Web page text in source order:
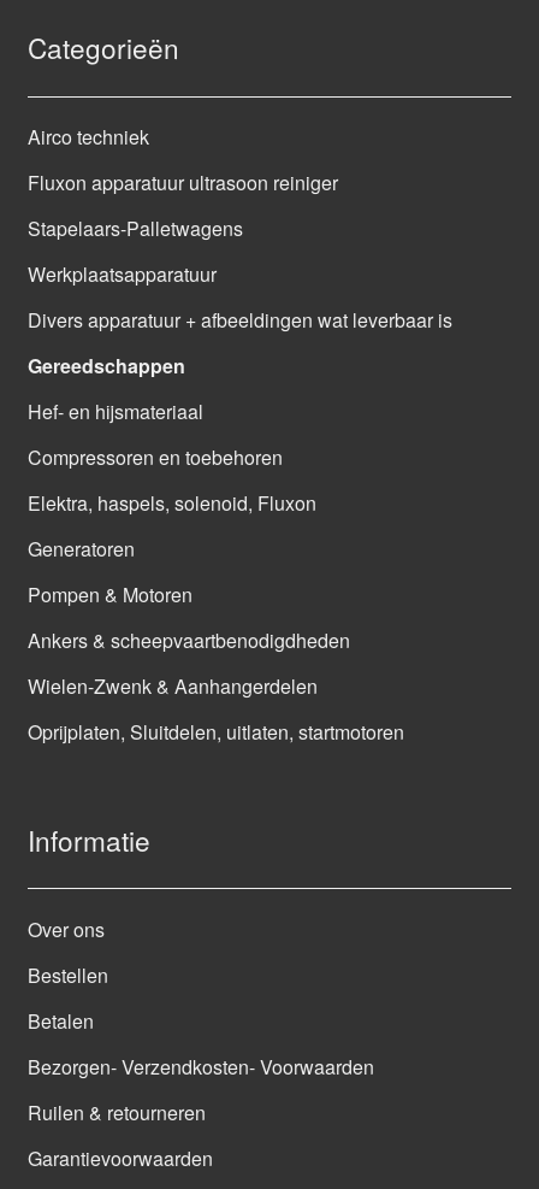
Categorieën
Airco techniek
Fluxon apparatuur ultrasoon reiniger
Stapelaars-Palletwagens
Werkplaatsapparatuur
Divers apparatuur + afbeeldingen wat leverbaar is
Gereedschappen
Hef- en hijsmateriaal
Compressoren en toebehoren
Elektra, haspels, solenoid, Fluxon
Generatoren
Pompen & Motoren
Ankers & scheepvaartbenodigdheden
Wielen-Zwenk & Aanhangerdelen
Oprijplaten, Sluitdelen, uitlaten, startmotoren
Informatie
Over ons
Bestellen
Betalen
Bezorgen- Verzendkosten- Voorwaarden
Ruilen & retourneren
Garantievoorwaarden